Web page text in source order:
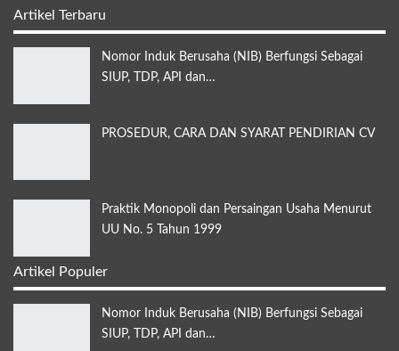
Artikel Terbaru
Nomor Induk Berusaha (NIB) Berfungsi Sebagai
SIUP, TDP, API dan…
PROSEDUR, CARA DAN SYARAT PENDIRIAN CV
Praktik Monopoli dan Persaingan Usaha Menurut
UU No. 5 Tahun 1999
Artikel Populer
Nomor Induk Berusaha (NIB) Berfungsi Sebagai
SIUP, TDP, API dan…